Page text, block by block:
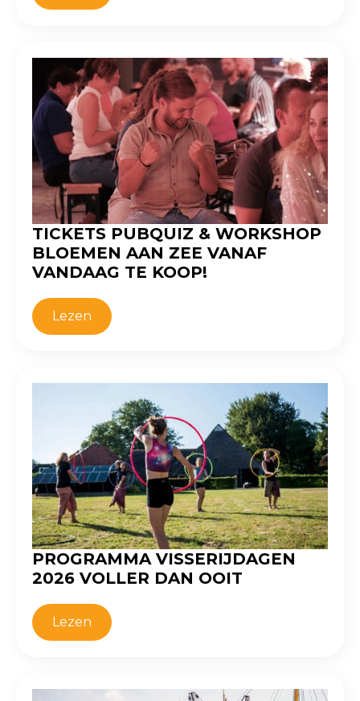
TICKETS PUBQUIZ & WORKSHOP
BLOEMEN AAN ZEE VANAF
VANDAAG TE KOOP!
Lezen
PROGRAMMA VISSERIJDAGEN
2026 VOLLER DAN OOIT
Lezen